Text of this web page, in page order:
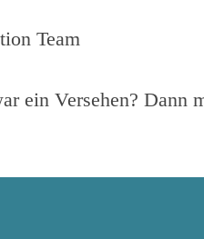
Team
ein Versehen? Dann